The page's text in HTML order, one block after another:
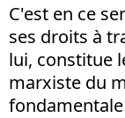
C'est en ce
ses droits à
lui, constitue
marxiste du